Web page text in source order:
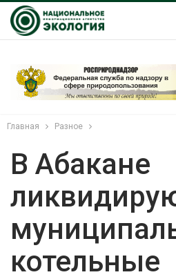
Главная Разное
В Абакане
котельные